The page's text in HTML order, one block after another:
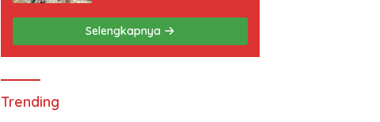
Selengkapnya
Trending